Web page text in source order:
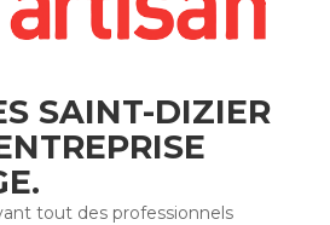
SAINT-DIZIER
.
tout des professionnels